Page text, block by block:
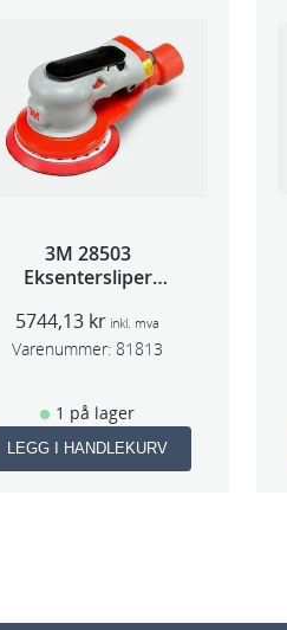
3M 28503
Eksentersliper
slag 75mm
5744,13 kr inkl. mva
Varenummer: 81813
1 på lager
LEGG I HANDLEKURV